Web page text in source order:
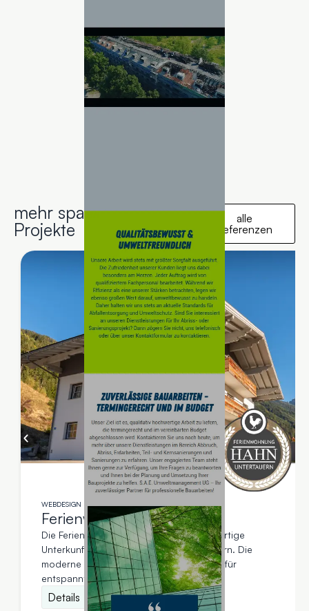
mehr spannende
Projekte
alle
Referenzen
WEBDESIGN
Ferienwohnung Hahn
Die Ferienwohnung Hahn ist eine hochwertige
Unterkunft im österreichischen Untertauern. Die
moderne Ferienwohnung bietet viel Platz für
entspannte Aufenthalte in der Region.
Details